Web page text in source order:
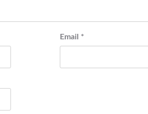
Email *